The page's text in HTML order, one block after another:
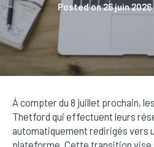
Posted on26 juin 2026
À compter du 8 juillet prochain,
Thetford qui effectuent leurs
automatiquement redirigés vers